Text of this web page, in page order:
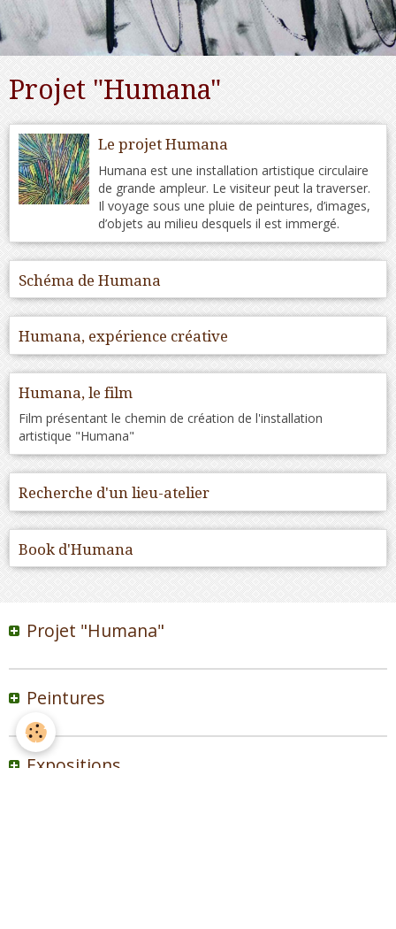
Projet "Humana"
Le projet Humana
Humana est une installation artistique circulaire
de grande ampleur. Le visiteur peut la traverser.
Il voyage sous une pluie de peintures, d’images,
d’objets au milieu desquels il est immergé.
Schéma de Humana
Humana, expérience créative
Humana, le film
Film présentant le chemin de création de l'installation
artistique "Humana"
Recherche d'un lieu-atelier
Book d'Humana
Projet "Humana"
Peintures
Expositions